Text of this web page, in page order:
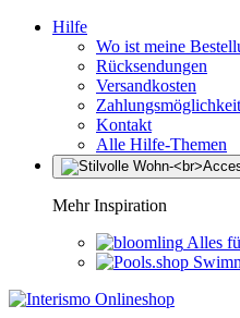
Hilfe
Wo ist meine
Rücksendungen
Versandkosten
Kontakt
Alle Hilfe-Themen
Mehr Inspiration
Alles